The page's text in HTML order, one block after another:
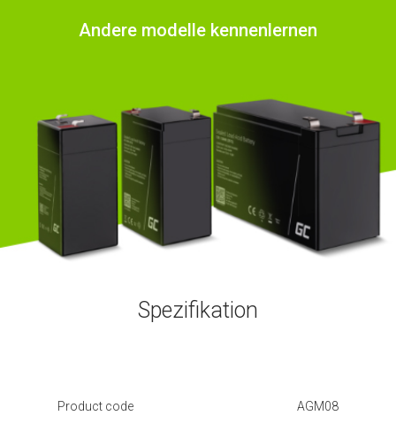
Andere modelle kennenlernen
Spezifikation
Product code AGM08